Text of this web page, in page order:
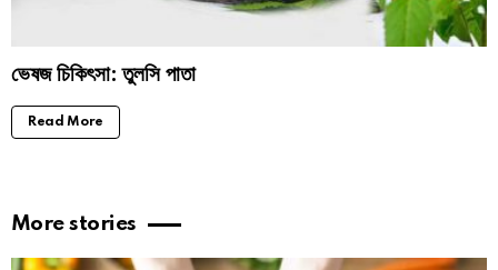
ভেষজ চিকিৎসা: তুলসি পাতা
Read More
More stories